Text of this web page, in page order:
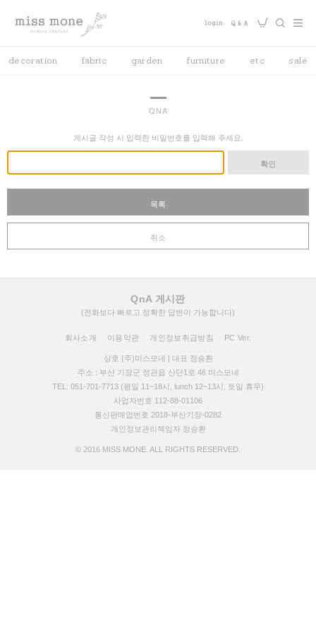
decoration fabric garden furniture etc sale
QNA
게시글 작성 시 입력한 비밀번호를 입력해 주세요.
확인
목록
취소
QnA 게시판
(전화보다 빠르고 정확한 답변이 가능합니다)
회사소개 이용약관 개인정보취급방침 PC Ver.
상호 (주)미스모네 | 대표 정승환
주소 : 부산 기장군 정관읍 산단1로 46 미스모네
TEL: 051-701-7713 (평일 11~18시, lunch 12~13시, 토일 휴무)
사업자번호 112-88-01106
통신판매업번호 2018-부산기장-0282
개인정보관리책임자 정승환
© 2016 MISS MONE. ALL RIGHTS RESERVED.